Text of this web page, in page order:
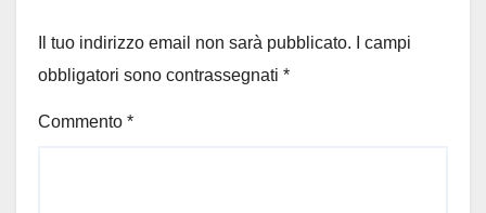
Il tuo indirizzo email non sarà pubblicato.
I campi
obbligatori sono contrassegnati *
Commento *